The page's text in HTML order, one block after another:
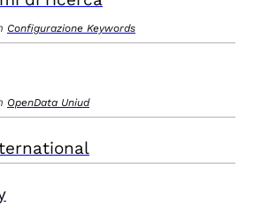
Configurazione Keywords
OpenData Uniud